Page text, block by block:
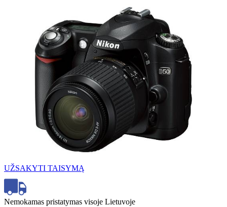
UŽSAKYTI TAISYMĄ
Nemokamas pristatymas visoje Lietuvoje